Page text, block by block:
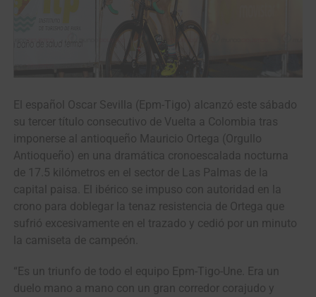
El español Oscar Sevilla (Epm-Tigo) alcanzó este sábado
su tercer título consecutivo de Vuelta a Colombia tras
imponerse al antioqueño Mauricio Ortega (Orgullo
Antioqueño) en una dramática cronoescalada nocturna
de 17.5 kilómetros en el sector de Las Palmas de la
capital paisa. El ibérico se impuso con autoridad en la
crono para doblegar la tenaz resistencia de Ortega que
sufrió excesivamente en el trazado y cedió por un minuto
la camiseta de campeón.
“Es un triunfo de todo el equipo Epm-Tigo-Une. Era un
duelo mano a mano con un gran corredor corajudo y